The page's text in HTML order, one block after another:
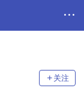
关注